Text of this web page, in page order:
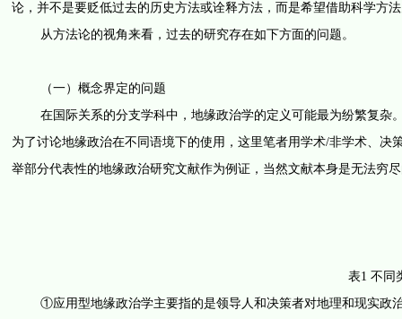
论，并不是要贬低过去的历史方法或诠释方法，而是希望借助科学方
从方法论的视角来看，过去的研究存在如下方面的问题。
（一）概念界定的问题
在国际关系的分支学科中，地缘政治学的定义可能最为纷繁复杂
为了讨论地缘政治在不同语境下的使用，这里笔者用学术/非学术、
举部分代表性的地缘政治研究文献作为例证，当然文献本身是无法穷
表1 不同
①应用型地缘政治学主要指的是领导人和决策者对地理和现实政治